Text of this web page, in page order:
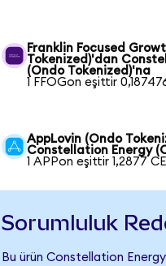
Franklin Focused
Tokenized)'dan
(Ondo Tokenized)'na
1 FFOGon eşittir
AppLovin (Ondo
Constellation Energy
1 APPon eşittir 1,2877
Sorumluluk
Bu ürün Constellation